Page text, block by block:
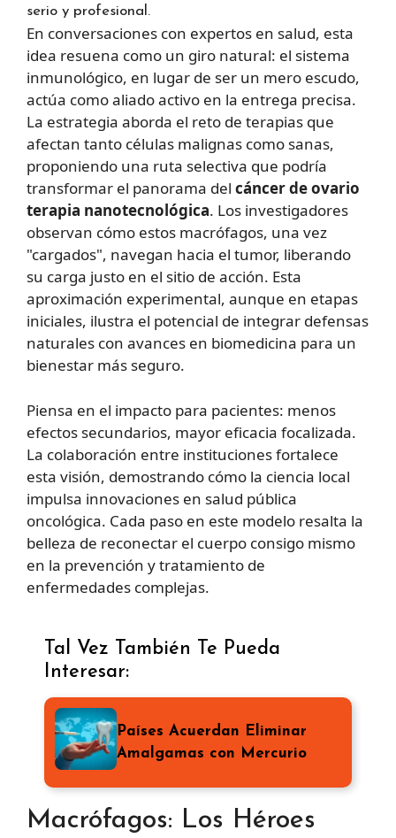
serio y profesional.
En conversaciones con expertos en salud, esta
idea resuena como un giro natural: el sistema
inmunológico, en lugar de ser un mero escudo,
actúa como aliado activo en la entrega precisa.
La estrategia aborda el reto de terapias que
afectan tanto células malignas como sanas,
proponiendo una ruta selectiva que podría
transformar el panorama del cáncer de ovario
terapia nanotecnológica. Los investigadores
observan cómo estos macrófagos, una vez
"cargados", navegan hacia el tumor, liberando
su carga justo en el sitio de acción. Esta
aproximación experimental, aunque en etapas
iniciales, ilustra el potencial de integrar defensas
naturales con avances en biomedicina para un
bienestar más seguro.
Piensa en el impacto para pacientes: menos
efectos secundarios, mayor eficacia focalizada.
La colaboración entre instituciones fortalece
esta visión, demostrando cómo la ciencia local
impulsa innovaciones en salud pública
oncológica. Cada paso en este modelo resalta la
belleza de reconectar el cuerpo consigo mismo
en la prevención y tratamiento de
enfermedades complejas.
Tal Vez También Te Pueda
Interesar:
Países Acuerdan Eliminar
Amalgamas con Mercurio
Macrófagos: Los Héroes